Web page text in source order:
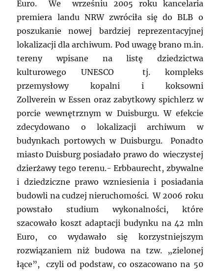
Euro. We wrześniu 2005 roku kancelaria
premiera landu NRW zwróciła się do BLB o
poszukanie nowej bardziej reprezentacyjnej
lokalizacji dla archiwum. Pod uwagę brano m.in.
tereny wpisane na listę dziedzictwa
kulturowego UNESCO tj. kompleks
przemysłowy kopalni i koksowni
Zollverein w Essen oraz zabytkowy spichlerz w
porcie wewnętrznym w Duisburgu. W efekcie
zdecydowano o lokalizacji archiwum w
budynkach portowych w Duisburgu. Ponadto
miasto Duisburg posiadało prawo do wieczystej
dzierżawy tego terenu.- Erbbaurecht, zbywalne
i dziedziczne prawo wzniesienia i posiadania
budowli na cudzej nieruchomości. W 2006 roku
powstało studium wykonalności, które
szacowało koszt adaptacji budynku na 42 mln
Euro, co wydawało się korzystniejszym
rozwiązaniem niż budowa na tzw. „zielonej
łące”, czyli od podstaw, co oszacowano na 50